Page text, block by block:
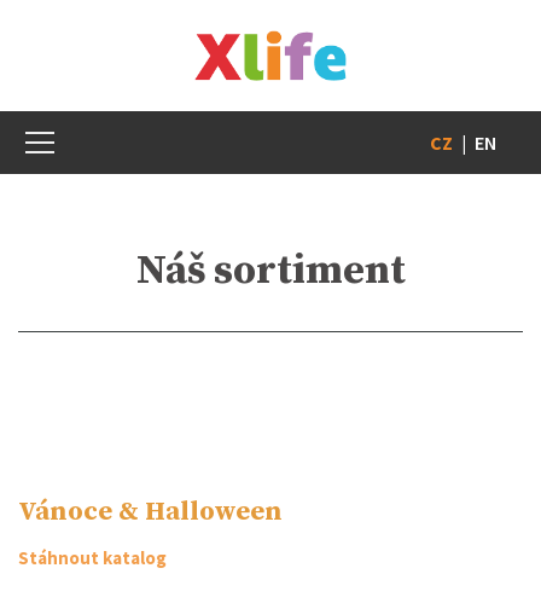
CZ | EN
Náš sortiment
Vánoce & Halloween
Stáhnout katalog